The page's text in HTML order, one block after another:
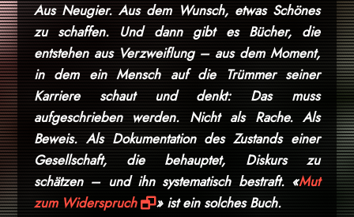
Aus Neugier. Aus dem Wunsch, etwas Schönes
zu schaffen. Und dann gibt es Bücher, die
entstehen aus Verzweiflung – aus dem Moment,
in dem ein Mensch auf die Trümmer seiner
Karriere schaut und denkt: Das muss
aufgeschrieben werden. Nicht als Rache. Als
Beweis. Als Dokumentation des Zustands einer
Gesellschaft, die behauptet, Diskurs zu
schätzen – und ihn systematisch bestraft. «Mut
zum Widerspruch
» ist ein solches Buch.